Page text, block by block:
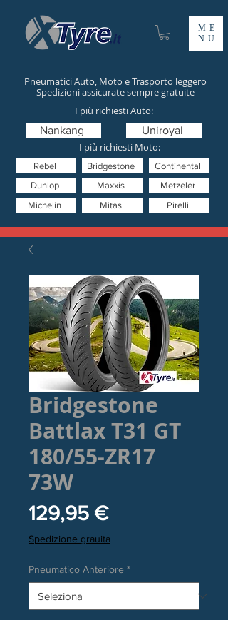
ME
NU
Pneumatici Auto, Moto e Trasporto leggero
Spedizioni assicurate sempre gratuite
I più richiesti Moto:
Mitas
Nankang
Pirelli
Uniroyal
Metzeler
Dunlop
Bridgestone Continental
Michelin
Rebel
I più richiesti Auto:
Maxxis
Bridgestone
Battlax T31 GT
180/55-ZR17
73W
129,95 €Prezzo
Spedizione grauita
Pneumatico Anteriore *